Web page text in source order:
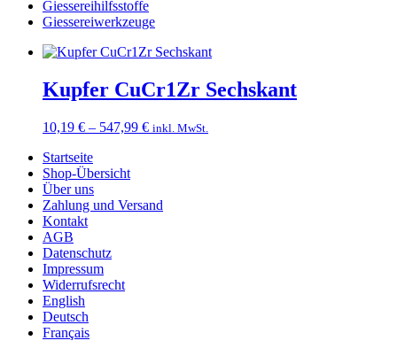
Giessereihilfsstoffe
Giessereiwerkzeuge
Kupfer CuCr1Zr Sechskant
10,19 € – 547,99 €Preisspanne:
inkl. MwSt.
Startseite
Shop-Übersicht
Über uns
Zahlung und Versand
Kontakt
AGB
Datenschutz
Impressum
Widerrufsrecht
English
Deutsch
Français